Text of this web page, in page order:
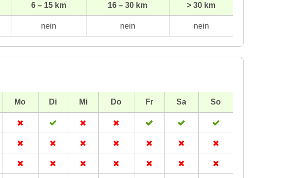
6 – 15 km 16 – 30 km > 30 km
nein nein nein
Mo Di Mi Do Fr Sa So